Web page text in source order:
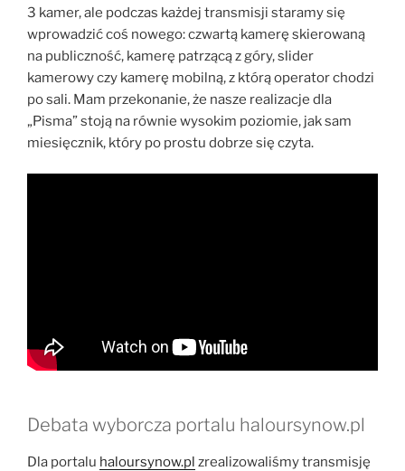
3 kamer, ale podczas każdej transmisji staramy się
wprowadzić coś nowego: czwartą kamerę skierowaną
na publiczność, kamerę patrzącą z góry, slider
kamerowy czy kamerę mobilną, z którą operator chodzi
po sali. Mam przekonanie, że nasze realizacje dla
„Pisma” stoją na równie wysokim poziomie, jak sam
miesięcznik, który po prostu dobrze się czyta.
Debata wyborcza portalu haloursynow.pl
Dla portalu haloursynow.pl zrealizowaliśmy transmisję